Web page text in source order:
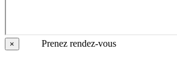
× Prenez rendez-vous